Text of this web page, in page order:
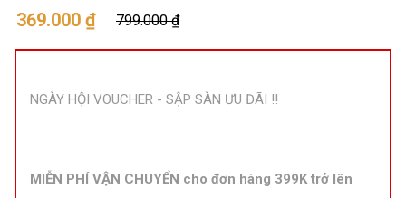
369.000 ₫ 799.000 ₫
NGÀY HỘI VOUCHER - SẬP SÀN ƯU ĐÃI !!
MIỄN PHÍ VẬN CHUYỂN cho đơn hàng 399K trở lên